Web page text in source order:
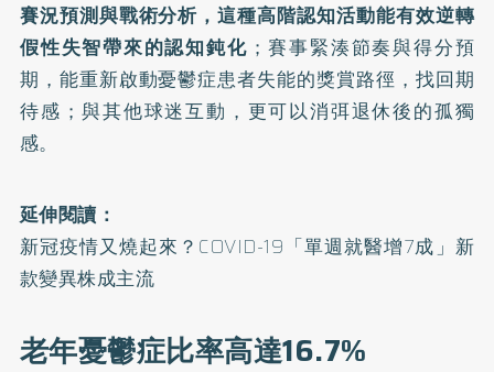
賽況預測與戰術分析，這種高階認知活動能有效逆轉
假性失智帶來的認知鈍化 ；賽事緊湊節奏與得分預
期，能重新啟動憂鬱症患者失能的獎賞路徑，找回期
待感；與其他球迷互動，更可以消弭退休後的孤獨
感。
延伸閱讀：
新冠疫情又燒起來？COVID-19「單週就醫增7成」新
款變異株成主流
老年憂鬱症比率高達16.7%